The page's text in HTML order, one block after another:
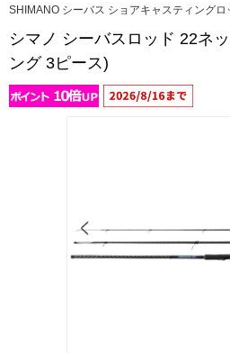
SHIMANO シーバス ショアキャスティングロ
シマノ シーバスロッド 22ネ
ング 3ピース)